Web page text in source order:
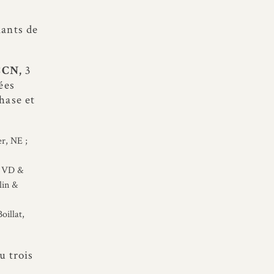
de
3
et
NE ;
VD &
&
trois